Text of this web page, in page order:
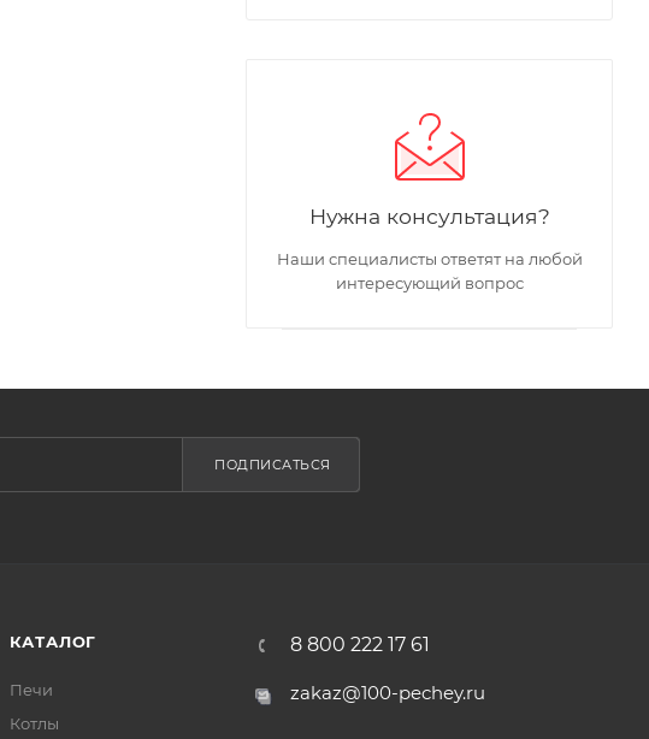
Нужна консультация?
Наши специалисты ответят на любой
интересующий вопрос
ПОДПИСАТЬСЯ
КАТАЛОГ
Печи
Котлы
8 800 222 17 61
zakaz@100-pechey.ru